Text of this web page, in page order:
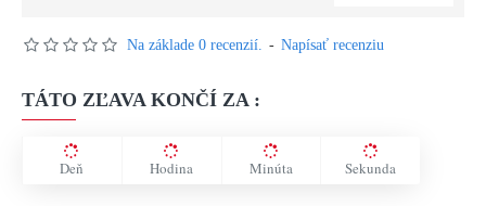
Na základe 0 recenzií. - Napísať recenziu
TÁTO ZĽAVA KONČÍ ZA :
Deň Hodina Minúta Sekunda